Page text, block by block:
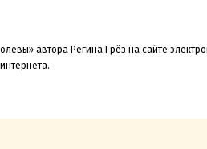
автора Регина Грёз на сайте